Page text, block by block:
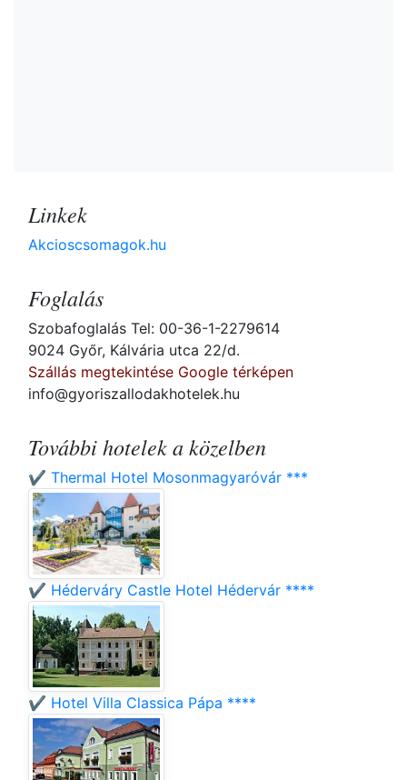
Linkek
Akcioscsomagok.hu
Foglalás
Szobafoglalás Tel: 00-36-1-2279614
9024 Győr, Kálvária utca 22/d.
Szállás megtekintése Google térképen
info@gyoriszallodakhotelek.hu
További hotelek a közelben
✔️ Thermal Hotel Mosonmagyaróvár ***
✔️ Héderváry Castle Hotel Hédervár ****
✔️ Hotel Villa Classica Pápa ****